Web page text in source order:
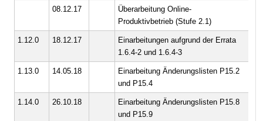
08.12.17
Überarbeitung Online-
Produktivbetrieb (Stufe 2.1)
1.12.0 18.12.17
Einarbeitungen aufgrund der Errata
1.6.4-2 und 1.6.4-3
1.13.0 14.05.18
Einarbeitung Änderungslisten P15.2
und P15.4
1.14.0 26.10.18
Einarbeitung Änderungslisten P15.8
und P15.9